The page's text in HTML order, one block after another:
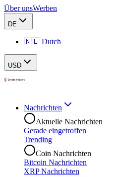
Über unsWerben
DE
🇳🇱 Dutch
USD
Nachrichten
Aktuelle Nachrichten
Gerade eingetroffen
Trending
Coin Nachrichten
Bitcoin Nachrichten
XRP Nachrichten